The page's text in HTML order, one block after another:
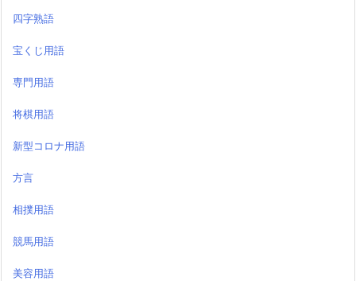
四字熟語
宝くじ用語
専門用語
将棋用語
新型コロナ用語
方言
相撲用語
競馬用語
美容用語